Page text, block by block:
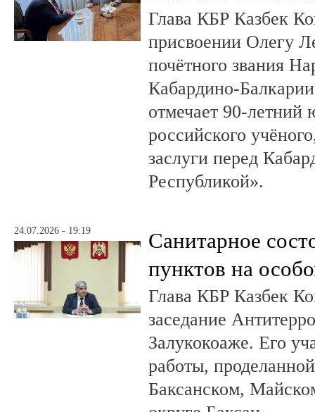
Глава КБР Казбек
присвоении Олегу
почётного звания
Кабардино-
отмечает 90-
российского
заслуги перед
Республикой».
24.07.2026 - 19:19
Санитарное
пунктов на
Глава КБР Казбек
заседание
Залукокоаже. Его
работы,
Баксанском,